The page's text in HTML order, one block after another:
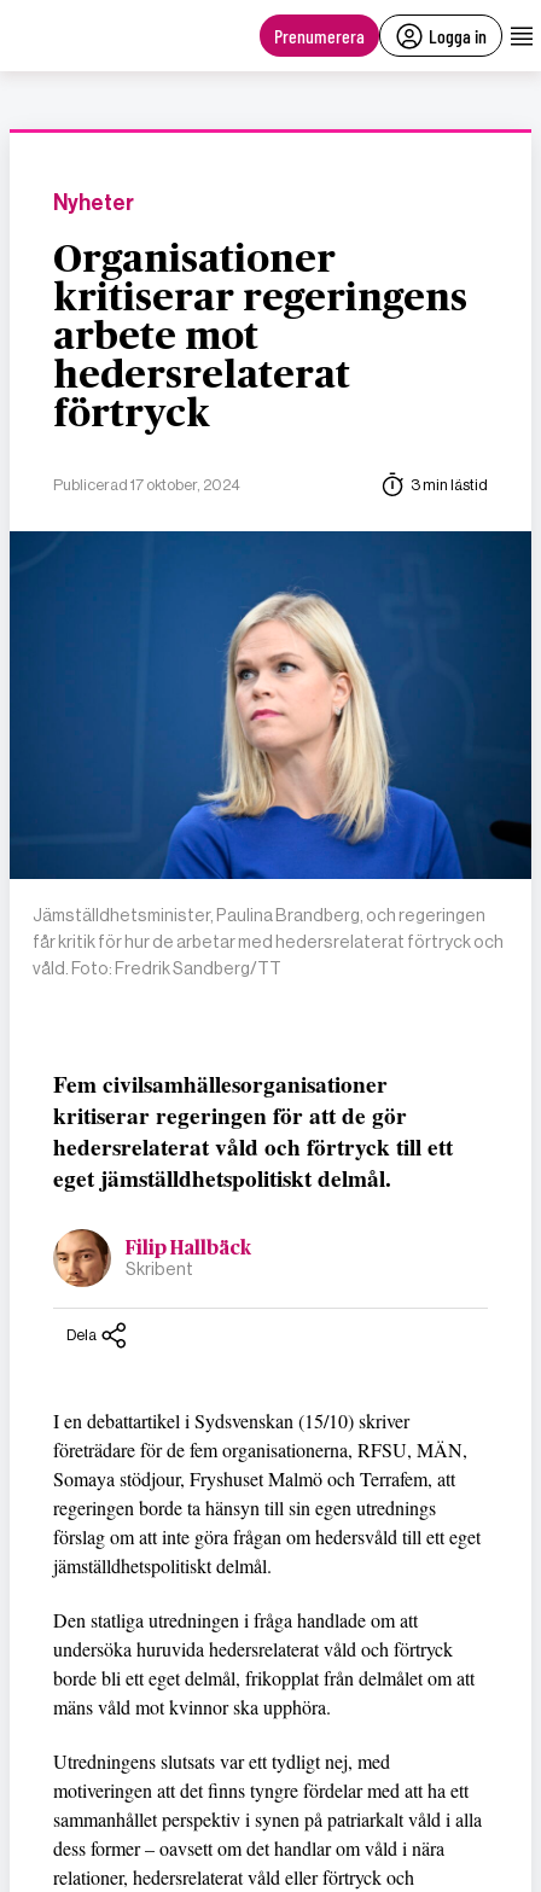
Prenumerera Logga in
Nyheter
Organisationer
kritiserar regeringens
arbete mot
hedersrelaterat
förtryck
Publicerad 17 oktober, 2024 3 min lästid
Jämställdhetsminister, Paulina Brandberg, och regeringen
får kritik för hur de arbetar med hedersrelaterat förtryck och
våld. Foto: Fredrik Sandberg/TT
Fem civilsamhällesorganisationer
kritiserar regeringen för att de gör
hedersrelaterat våld och förtryck till ett
eget jämställdhetspolitiskt delmål.
Filip Hallbäck
Skribent
Dela
I en debattartikel i Sydsvenskan (15/10) skriver
företrädare för de fem organisationerna, RFSU, MÄN,
Somaya stödjour, Fryshuset Malmö och Terrafem, att
regeringen borde ta hänsyn till sin egen utrednings
förslag om att inte göra frågan om hedersvåld till ett eget
jämställdhetspolitiskt delmål.
Den statliga utredningen i fråga handlade om att
undersöka huruvida hedersrelaterat våld och förtryck
borde bli ett eget delmål, frikopplat från delmålet om att
mäns våld mot kvinnor ska upphöra.
Utredningens slutsats var ett tydligt nej, med
motiveringen att det finns tyngre fördelar med att ha ett
sammanhållet perspektiv i synen på patriarkalt våld i alla
dess former – oavsett om det handlar om våld i nära
relationer, hedersrelaterat våld eller förtryck och